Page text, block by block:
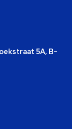
5A, B-